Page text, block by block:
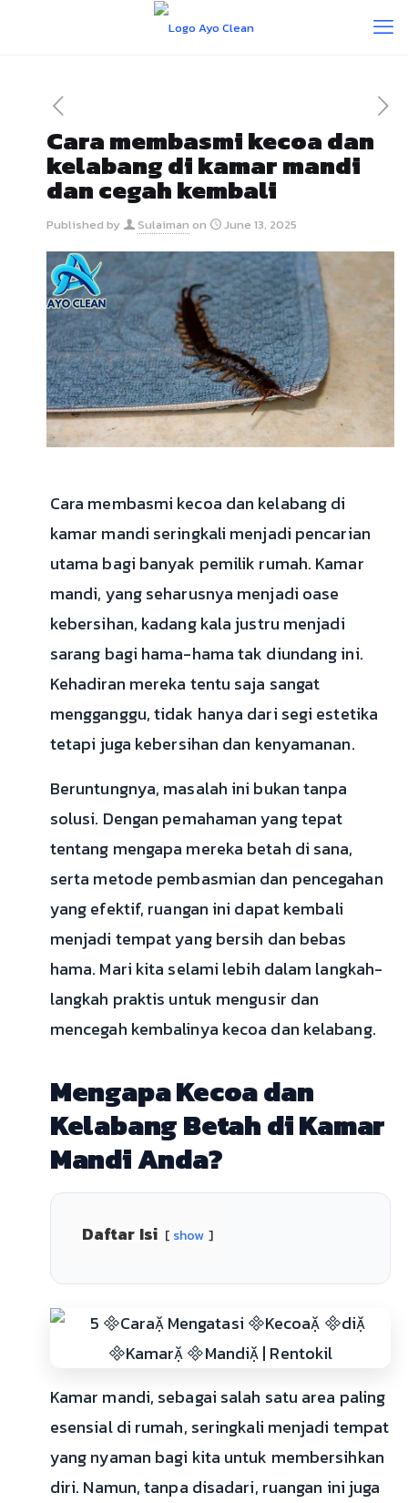
Cara membasmi kecoa dan
kelabang di kamar mandi
dan cegah kembali
Published by Sulaiman on June 13, 2025
Cara membasmi kecoa dan kelabang di
kamar mandi seringkali menjadi pencarian
utama bagi banyak pemilik rumah. Kamar
mandi, yang seharusnya menjadi oase
kebersihan, kadang kala justru menjadi
sarang bagi hama-hama tak diundang ini.
Kehadiran mereka tentu saja sangat
mengganggu, tidak hanya dari segi estetika
tetapi juga kebersihan dan kenyamanan.
Beruntungnya, masalah ini bukan tanpa
solusi. Dengan pemahaman yang tepat
tentang mengapa mereka betah di sana,
serta metode pembasmian dan pencegahan
yang efektif, ruangan ini dapat kembali
menjadi tempat yang bersih dan bebas
hama. Mari kita selami lebih dalam langkah-
langkah praktis untuk mengusir dan
mencegah kembalinya kecoa dan kelabang.
Mengapa Kecoa dan
Kelabang Betah di Kamar
Mandi Anda?
Daftar Isi show
Kamar mandi, sebagai salah satu area paling
esensial di rumah, seringkali menjadi tempat
yang nyaman bagi kita untuk membersihkan
diri. Namun, tanpa disadari, ruangan ini juga